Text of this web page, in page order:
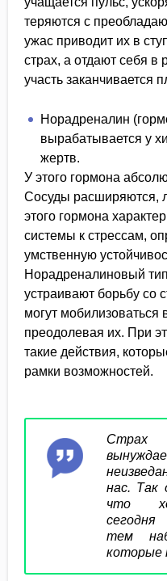
теряются с
ужас приводит их в
страх, а отдают себя в
участь заканчивается
Норадреналин
вырабатывается у
жертв.
У этого гормона
Сосуды расширяются,
этого гормона
системы к стрессам,
умственную
Норадреналиновый
устраивают борьбу со
могут мобилизоваться
преодолевая их. При
такие действия,
рамки возможностей.
нас. Так
что
тем
которые